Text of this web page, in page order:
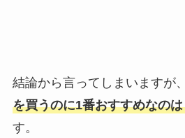
結論から言ってしまいますが、
を買うのに1番おすすめなの
す。